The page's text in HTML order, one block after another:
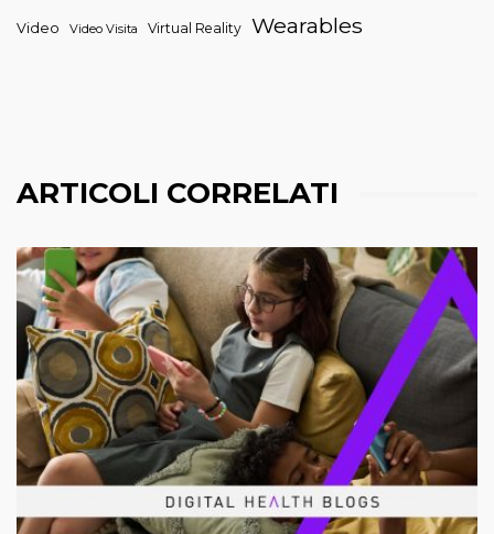
Video Video Visita Virtual Reality Wearables
ARTICOLI CORRELATI